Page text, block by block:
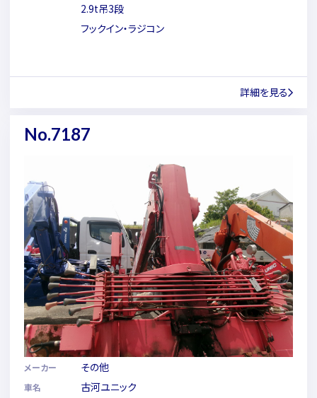
2.9t吊3段
フックイン・ラジコン
詳細を見る
No.7187
メーカー その他
車名 古河ユニック